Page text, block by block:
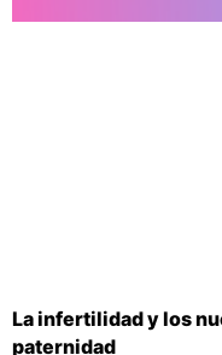
La infertilidad y los
paternidad